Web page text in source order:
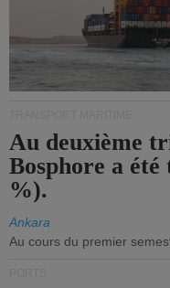
Au deuxième
Bosphore a
%).
Ankara
Au cours du premier